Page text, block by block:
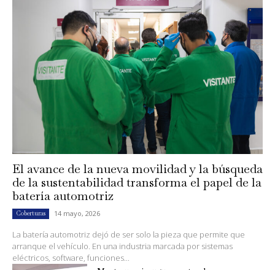
El avance de la nueva movilidad y la búsqueda
de la sustentabilidad transforma el papel de la
batería automotriz
Coberturas 14 mayo, 2026
La batería automotriz dejó de ser solo la pieza que permite que
arranque el vehículo. En una industria marcada por sistemas
eléctricos, software, funciones...